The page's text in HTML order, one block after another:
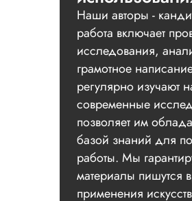
Наши авторы -
работа включает
исследования,
грамотное
регулярно изучают
современные
позволяет им
базой знаний для
работы. Мы
материалы пишутся
применения